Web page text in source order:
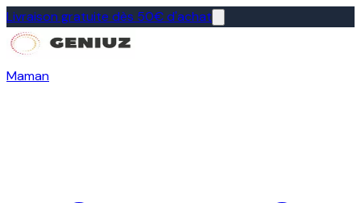
Livraison gratuite dès 50€ d'achat
Maman